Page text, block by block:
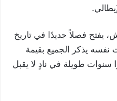
يفتح فصلاً جديدًا في تاريخ
نفسه يذكر الجميع بقيمة
سنوات طويلة في نادٍ لا يقبل